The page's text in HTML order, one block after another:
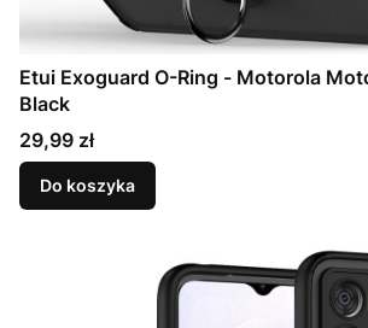
Etui Exoguard O-Ring - Motorola
Black
Cena
29,99 zł
Do koszyka